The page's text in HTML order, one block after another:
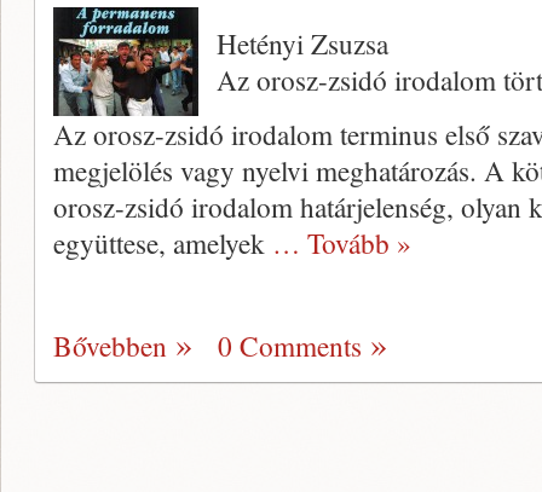
Hetényi Zsuzsa
Az orosz-zsidó irodalom
Az orosz-zsidó irodalom terminus első
megjelölés vagy nyelvi meghatározás. A
orosz-zsidó irodalom határ­jelenség, olyan
együttese, amelyek … Tovább »
Bővebben 0 Comments